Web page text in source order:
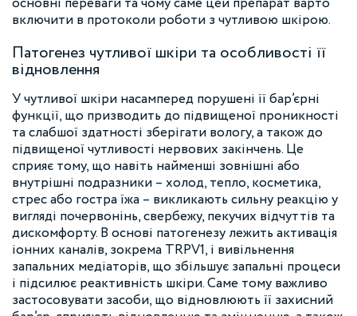
включити в протоколи роботи з чутливою шкірою.
Патогенез чутливої шкіри та особливості її
відновлення
У чутливої шкіри насамперед порушені її бар’єрні
функції, що призводить до підвищеної проникності
та слабшої здатності зберігати вологу, а також до
підвищеної чутливості нервових закінчень. Це
сприяє тому, що навіть найменші зовнішні або
внутрішні подразники – холод, тепло, косметика,
стрес або гостра їжа – викликають сильну реакцію у
вигляді почервонінь, свербежу, пекучих відчуттів та
дискомфорту. В основі патогенезу лежить активація
іонних каналів, зокрема TRPV1, і вивільнення
запальних медіаторів, що збільшує запальні процеси
і підсилює реактивність шкіри. Саме тому важливо
застосовувати засоби, що відновлюють її захисний